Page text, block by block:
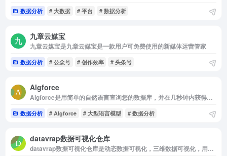
数据分析 # 大数据 # 平台 # 数据分析
九章云媒宝
九章云媒宝是九章云媒宝是一款用户可免费使用的新媒体运营管家
数据分析 # 公众号 # 创作效率 # 头条号
Algforce
Algforce是用简单的自然语言查询您的数据库，并在几秒钟内获得洞见！
数据分析 # Algforce # 大型语言模型 # 数据分析
datavrap数据可视化仓库
datavrap数据可视化仓库是动态数据可视化，三维数据可视化，用数据可视化还原世界